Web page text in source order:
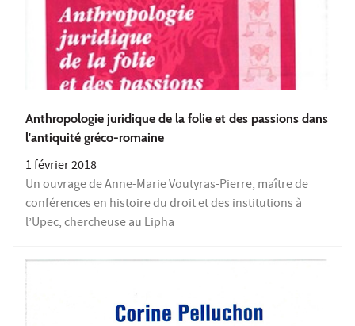
Anthropologie juridique de la folie et des passions dans
l'antiquité gréco-romaine
1 février 2018
Un ouvrage de Anne-Marie Voutyras-Pierre, maître de
conférences en histoire du droit et des institutions à
l’Upec, chercheuse au Lipha